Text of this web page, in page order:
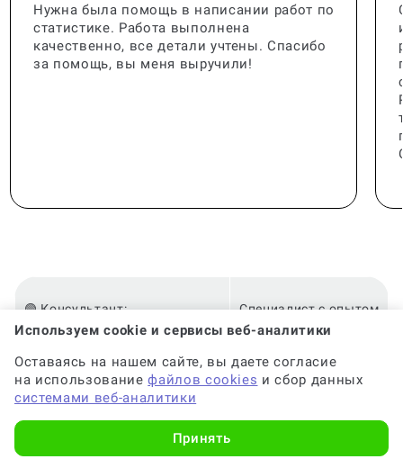
Нужна была помощь в написании работ по
статистике. Работа выполнена
качественно, все детали учтены. Спасибо
за помощь, вы меня выручили!
🟢 Консультант: Специалист с опытом
🟢 Гарантия на консультацию: До 6 месяцев
Используем cookie и сервисы веб-аналитики
Оставаясь на нашем сайте, вы даете согласие
на использованиефайлов cookies и сбор данных
системами веб-аналитики
Принять